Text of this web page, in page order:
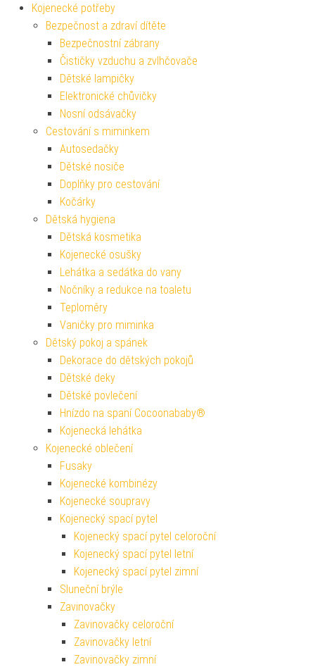
Kojenecké potřeby
Bezpečnost a zdraví dítěte
Bezpečnostní zábrany
Čističky vzduchu a zvlhčovače
Dětské lampičky
Elektronické chůvičky
Nosní odsávačky
Cestování s miminkem
Autosedačky
Dětské nosiče
Doplňky pro cestování
Kočárky
Dětská hygiena
Dětská kosmetika
Kojenecké osušky
Lehátka a sedátka do vany
Nočníky a redukce na toaletu
Teploměry
Vaničky pro miminka
Dětský pokoj a spánek
Dekorace do dětských pokojů
Dětské deky
Dětské povlečení
Hnízdo na spaní Cocoonababy®
Kojenecká lehátka
Kojenecké oblečení
Fusaky
Kojenecké kombinézy
Kojenecké soupravy
Kojenecký spací pytel
Kojenecký spací pytel celoroční
Kojenecký spací pytel letní
Kojenecký spací pytel zimní
Sluneční brýle
Zavinovačky
Zavinovačky celoroční
Zavinovačky letní
Zavinovačky zimní